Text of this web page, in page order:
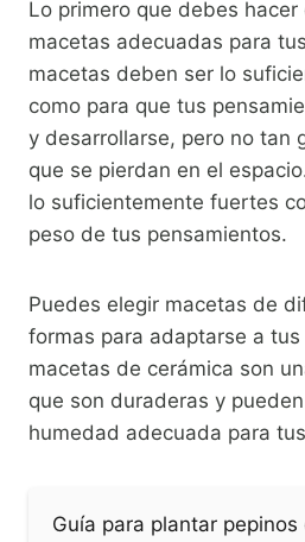
Lo primero que debes hacer
macetas adecuadas para
macetas deben ser lo
como para que tus
y desarrollarse, pero no tan
que se pierdan en el
lo suficientemente fuertes
peso de tus pensamientos.
Puedes elegir macetas de
formas para adaptarse a
macetas de cerámica son
que son duraderas y
humedad adecuada para
Guía para plantar pepinos